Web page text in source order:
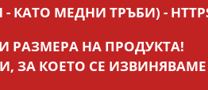
МЕДНИ ТРЪБИ) -
РАЗМЕРА НА ПРОДУКТА!
ЗА КОЕТО СЕ